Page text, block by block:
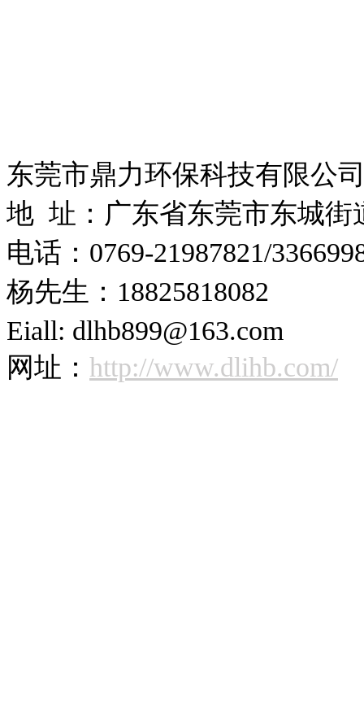
东莞市鼎力环保科技有限公
地 址： 广东省东莞市东城街
电话：0769-21987821/
杨先生：18825818082
Eiall: dlhb899@163.com
网址： http://www.dlihb.com/